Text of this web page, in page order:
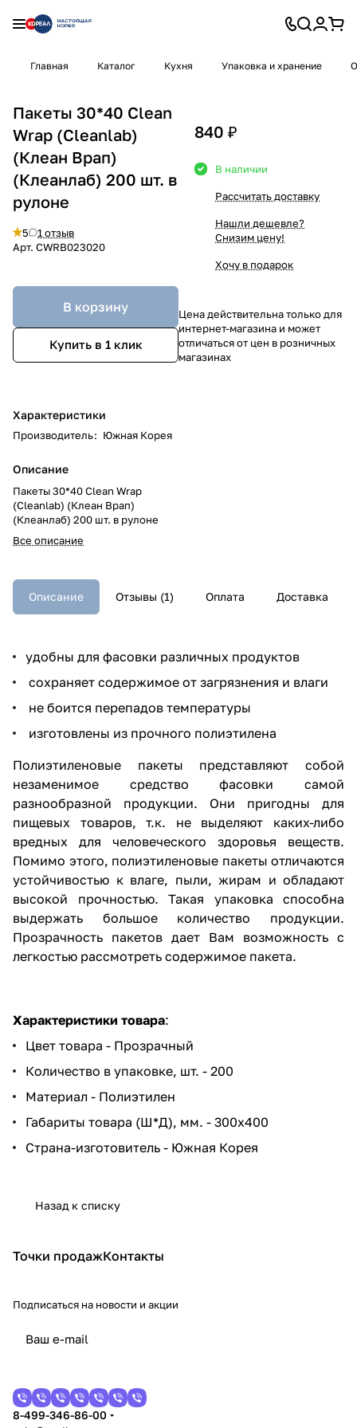
Главная Каталог Кухня Упаковка и хранение
Пакеты 30*40 Clean
Wrap (Cleanlab)
(Клеан Врап)
(Клеанлаб) 200 шт. в
рулоне
5
1 отзыв
Арт. CWRB023020
В корзину
Купить в 1 клик
Характеристики
Производитель: Южная Корея
Описание
Пакеты 30*40 Clean Wrap
(Cleanlab) (Клеан Врап)
(Клеанлаб) 200 шт. в рулоне
Все описание
840 ₽
В наличии
Рассчитать доставку
Нашли дешевле?
Снизим цену!
Хочу в подарок
Цена действительна только для
интернет-магазина и может
отличаться от цен в розничных
магазинах
Описание Отзывы (1) Оплата Доставка
удобны для фасовки различных продуктов
сохраняет содержимое от загрязнения и влаги
не боится перепадов температуры
изготовлены из прочного полиэтилена
Полиэтиленовые пакеты представляют собой
незаменимое средство фасовки самой
разнообразной продукции. Они пригодны для
пищевых товаров, т.к. не выделяют каких-либо
вредных для человеческого здоровья веществ.
Помимо этого, полиэтиленовые пакеты отличаются
устойчивостью к влаге, пыли, жирам и обладают
высокой прочностью. Такая упаковка способна
выдержать большое количество продукции.
Прозрачность пакетов дает Вам возможность с
легкостью рассмотреть содержимое пакета.
Характеристики товара:
Цвет товара - Прозрачный
Количество в упаковке, шт. - 200
Материал - Полиэтилен
Габариты товара (Ш*Д), мм. - 300x400
Страна-изготовитель - Южная Корея
Назад к списку
Точки продажКонтакты
Подписаться на новости и акции
8-499-346-86-00